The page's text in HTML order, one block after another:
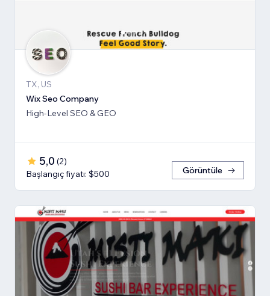
TX, US
Wix Seo Company
High-Level SEO & GEO
5,0 (2)
Başlangıç fiyatı: $500
Görüntüle